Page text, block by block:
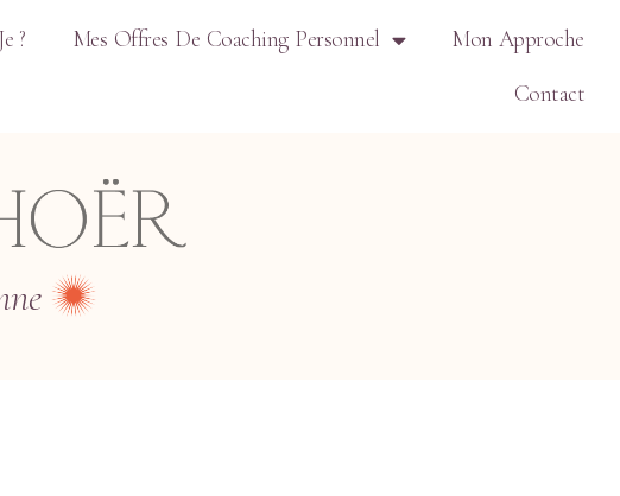
? Mes Offres De Coaching Personnel
Mon Approche
Contact